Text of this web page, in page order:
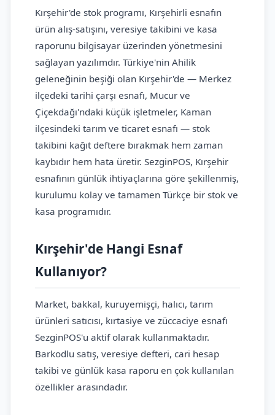
Kırşehir'de stok programı, Kırşehirli esnafın
ürün alış-satışını, veresiye takibini ve kasa
raporunu bilgisayar üzerinden yönetmesini
sağlayan yazılımdır. Türkiye'nin Ahilik
geleneğinin beşiği olan Kırşehir'de — Merkez
ilçedeki tarihi çarşı esnafı, Mucur ve
Çiçekdağı'ndaki küçük işletmeler, Kaman
ilçesindeki tarım ve ticaret esnafı — stok
takibini kağıt deftere bırakmak hem zaman
kaybıdır hem hata üretir. SezginPOS, Kırşehir
esnafının günlük ihtiyaçlarına göre şekillenmiş,
kurulumu kolay ve tamamen Türkçe bir stok ve
kasa programıdır.
Kırşehir'de Hangi Esnaf
Kullanıyor?
Market, bakkal, kuruyemişçi, halıcı, tarım
ürünleri satıcısı, kırtasiye ve züccaciye esnafı
SezginPOS'u aktif olarak kullanmaktadır.
Barkodlu satış, veresiye defteri, cari hesap
takibi ve günlük kasa raporu en çok kullanılan
özellikler arasındadır.